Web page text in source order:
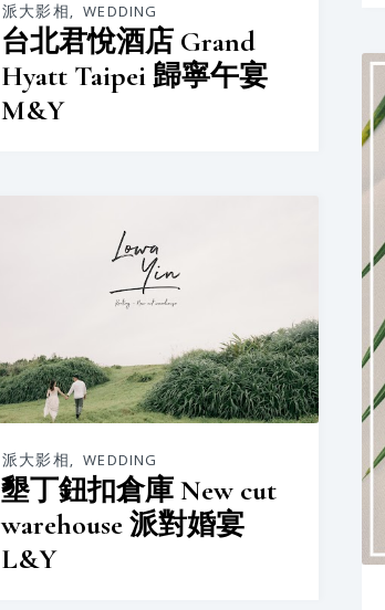
派大影相, WEDDING
台北君悅酒店 Grand
Hyatt Taipei 歸寧午宴
M&Y
派大影相, WEDDING
墾丁鈕扣倉庫 New cut
warehouse 派對婚宴
L&Y